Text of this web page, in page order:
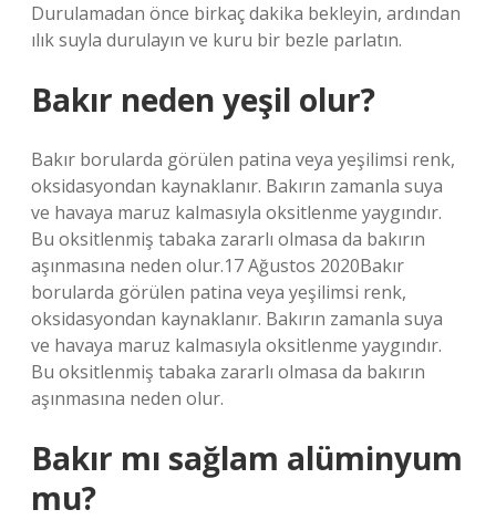
Durulamadan önce birkaç dakika bekleyin, ardından
ılık suyla durulayın ve kuru bir bezle parlatın.
Bakır neden yeşil olur?
Bakır borularda görülen patina veya yeşilimsi renk,
oksidasyondan kaynaklanır. Bakırın zamanla suya
ve havaya maruz kalmasıyla oksitlenme yaygındır.
Bu oksitlenmiş tabaka zararlı olmasa da bakırın
aşınmasına neden olur.17 Ağustos 2020Bakır
borularda görülen patina veya yeşilimsi renk,
oksidasyondan kaynaklanır. Bakırın zamanla suya
ve havaya maruz kalmasıyla oksitlenme yaygındır.
Bu oksitlenmiş tabaka zararlı olmasa da bakırın
aşınmasına neden olur.
Bakır mı sağlam alüminyum
mu?